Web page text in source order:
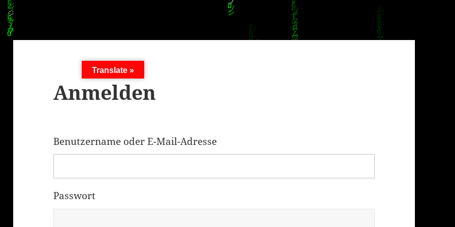
Anmelden
Benutzername oder E-Mail-Adresse
Passwort
Translate »